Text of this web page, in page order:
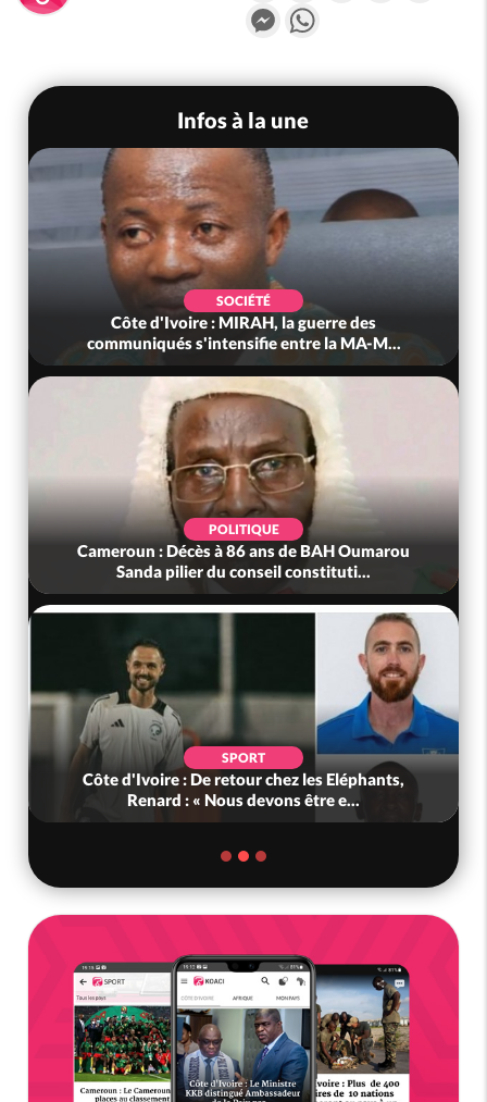
Messenger
Infos à la une
SOCIÉTÉ
Côte d'Ivoire : MIRAH, la guerre des
communiqués s'intensifie entre la MA-M...
POLITIQUE
Cameroun : Décès à 86 ans de BAH Oumarou
Sanda pilier du conseil constituti...
SPORT
Côte d'Ivoire : De retour chez les Eléphants,
Renard : « Nous devons être e...